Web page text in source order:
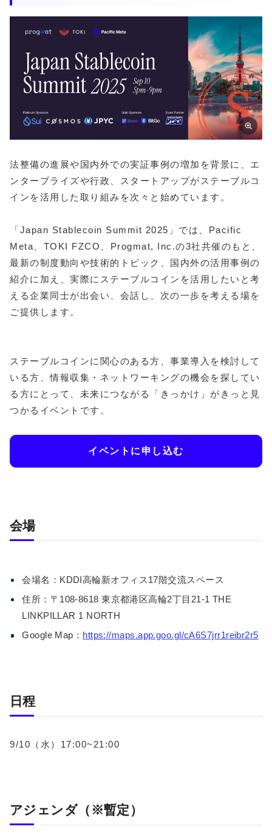
法整備の進展や国内外での実証事例の増加を背景に、エ
ンタープライズや行政、スタートアップがステーブルコ
インを活用した取り組みを次々と始めています。
「Japan Stablecoin Summit 2025」では、Pacific
Meta、TOKI FZCO、Progmat, Inc.の3社共催のもと、
最新の制度動向や技術的トピック、国内外の活用事例の
紹介に加え、実際にステーブルコインを活用したいと考
える企業同士が出会い、会話し、次の一歩を考える場を
ご提供します。
ステーブルコインに関心のある方、事業導入を検討して
いる方、情報収集・ネットワーキングの機会を探してい
る方にとって、未来につながる「きっかけ」がきっと見
つかるイベントです。
イベントに申し込む
​会場
会場名：KDDI高輪新オフィス17階交流スペース
住所：〒108-8618 東京都港区高輪2丁目21-1 THE
LINKPILLAR 1 NORTH
Google Map： https://maps.app.goo.gl/cA6S7jrr1reibr2r5
日程
9/10（水）17:00~21:00
アジェンダ（※暫定）